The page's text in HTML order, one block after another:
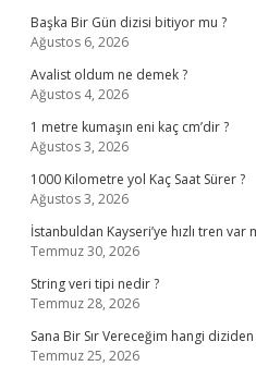
Başka Bir Gün dizisi bitiyor mu ?
Ağustos 6, 2026
Avalist oldum ne demek ?
Ağustos 4, 2026
1 metre kumaşın eni kaç cm’dir ?
Ağustos 3, 2026
1000 Kilometre yol Kaç Saat Sürer ?
Ağustos 3, 2026
İstanbuldan Kayseri’ye hızlı tren var
Temmuz 30, 2026
String veri tipi nedir ?
Temmuz 28, 2026
Sana Bir Sır Vereceğim hangi diziden
Temmuz 25, 2026